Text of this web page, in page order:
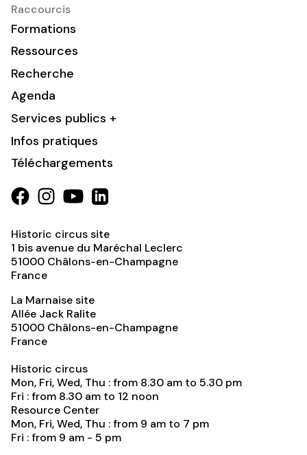
Raccourcis
Formations
Ressources
Recherche
Agenda
Services publics +
Infos pratiques
Téléchargements
Historic circus site
1 bis avenue du Maréchal Leclerc
51000 Châlons-en-Champagne
France
La Marnaise site
Allée Jack Ralite
51000 Châlons-en-Champagne
France
Historic circus
Mon, Fri, Wed, Thu : from 8.30 am to 5.30 pm
Fri : from 8.30 am to 12 noon
Resource Center
Mon, Fri, Wed, Thu : from 9 am to 7 pm
Fri : from 9 am - 5 pm